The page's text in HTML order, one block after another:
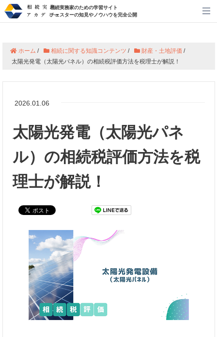
相続実務家のための学習サイト
チェスターの知見やノウハウを完全公開
メ
ホーム / 相続に関する知識コンテンツ / 財産・土地評価 /
太陽光発電（太陽光パネル）の相続税評価方法を税理士が解説！
2026.01.06
太陽光発電（太陽光パネ
ル）の相続税評価方法を税
理士が解説！